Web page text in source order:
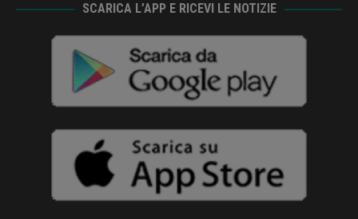
SCARICA L’APP E RICEVI LE NOTIZIE